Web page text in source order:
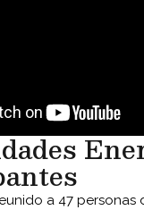
a 47 personas